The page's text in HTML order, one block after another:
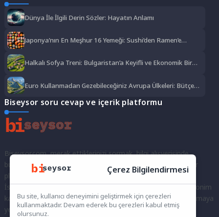
Dünya İle İlgili Derin Sözler: Hayatın Anlamı
Japonya’nın En Meşhur 16 Yemeği: Sushi’den Ramen’e
Halkalı Sofya Treni: Bulgaristan’a Keyifli ve Ekonomik Bir
Euro Kullanmadan Gezebileceğiniz Avrupa Ülkeleri: Bütçe
Biseysor soru cevap ve içerik platformu
Biseysor.com, merak ettiklerinizi sormak, bilgi alışverişinde
bulunmak ve fikirlerinizi paylaşmak için bir araya geldiğimiz bir
platformdur.
İster kayıtlı bir kullanıcı olarak topluluğumuza katılın, ister anonim
kalarak sorularınızı yöneltin; burada her türlü soruya ve tartışmaya
yer var. Bilgiyi keşfetmek ve paylaşmak için bize katılın!
Çerez Bilgilendirmesi
Bu site, kullanıcı deneyimini geliştirmek için çerezleri
kullanmaktadır. Devam ederek bu çerezleri kabul etmiş
olursunuz.